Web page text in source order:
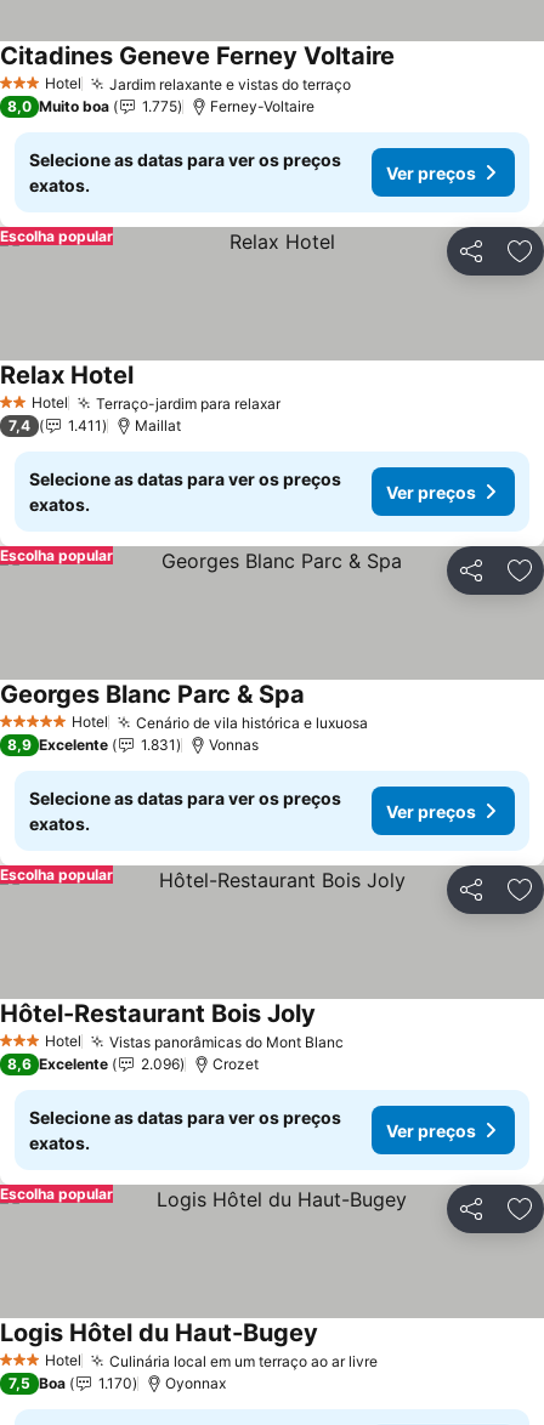
3 EstrelasHotel Jardim relaxante e vistas do terraço
Citadines Geneve Ferney Voltaire
8,0 Muito boa 1.775 Ferney-Voltaire
Selecione as datas para ver os preços
exatos.
Ver preços
Partilhar
Escolha popular
2 Estrelas
Hotel Terraço-jardim para relaxar
Relax Hotel
7,4 1.411 Maillat
Selecione as datas para ver os preços
exatos.
Ver preços
Partilhar
Escolha popular
5 Estrelas Hotel Cenário de vila histórica e luxuosa
Georges Blanc Parc & Spa
8,9 Excelente 1.831 Vonnas
Selecione as datas para ver os preços
exatos.
Ver preços
Partilhar
Escolha popular
3 EstrelasHotel Vistas panorâmicas do Mont Blanc
Hôtel-Restaurant Bois Joly
8,6 Excelente 2.096 Crozet
Selecione as datas para ver os preços
exatos.
Ver preços
Partilhar
Escolha popular
3 EstrelasHotel Culinária local em um terraço ao ar livre
Logis Hôtel du Haut-Bugey
7,5 Boa 1.170 Oyonnax